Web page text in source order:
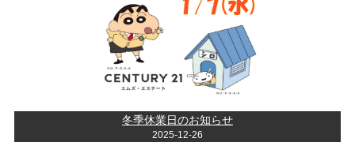
冬季休業日のお知らせ
2025-12-26